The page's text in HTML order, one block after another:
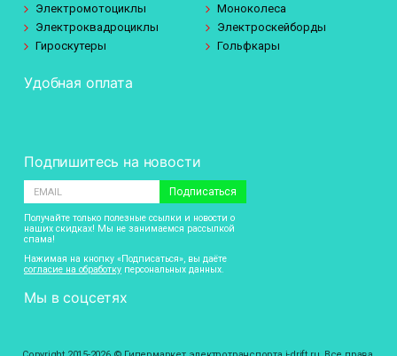
Электромотоциклы
Моноколеса
Электроквадроциклы
Электроскейборды
Гироскутеры
Гольфкары
Удобная оплата
Подпишитесь на новости
Подписаться
Получайте только полезные ссылки и новости о
наших скидках! Мы не занимаемся рассылкой
спама!
Нажимая на кнопку «Подписаться», вы даёте
согласие на обработку персональных данных.
Мы в соцсетях